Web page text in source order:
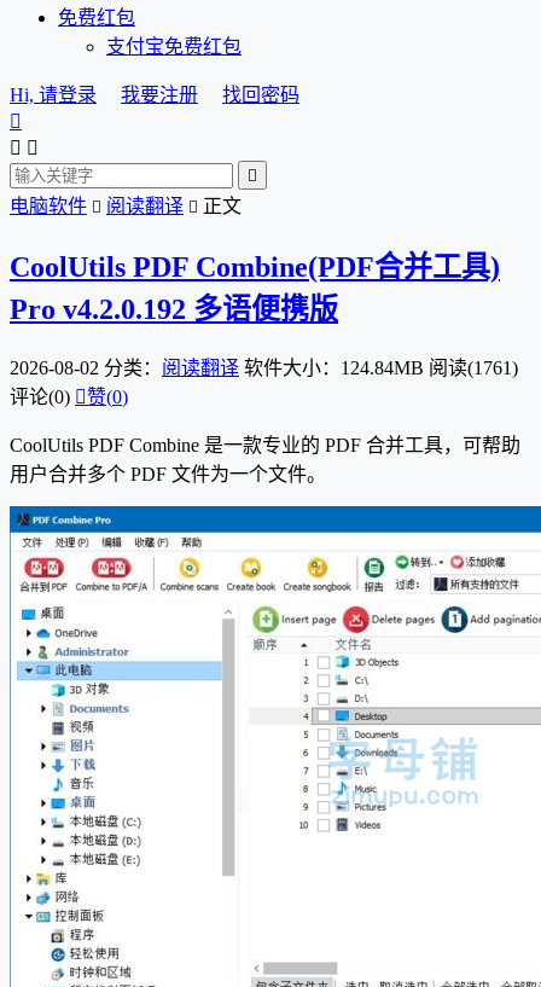
免费红包
支付宝免费红包
Hi, 请登录 我要注册
找回密码

 

电脑软件  阅读翻译  正文
CoolUtils PDF Combine(PDF合并工具)
Pro v4.2.0.192 多语便携版
2026-08-02 分类： 阅读翻译 软件大小：124.84MB 阅读(1761)
评论(0) 赞(0)
CoolUtils PDF Combine 是一款专业的 PDF 合并工具，可帮助
用户合并多个 PDF 文件为一个文件。